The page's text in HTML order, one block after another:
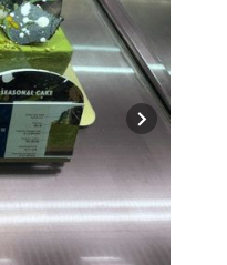
Next slide